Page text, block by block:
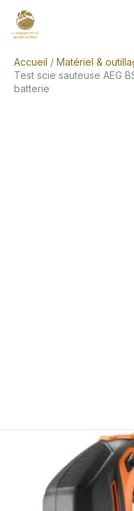
Accueil
Matériel &
Test scie sauteuse AEG
batterie
Rechercher